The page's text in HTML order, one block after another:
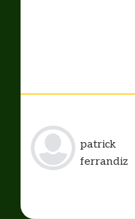
patrick
ferrandiz